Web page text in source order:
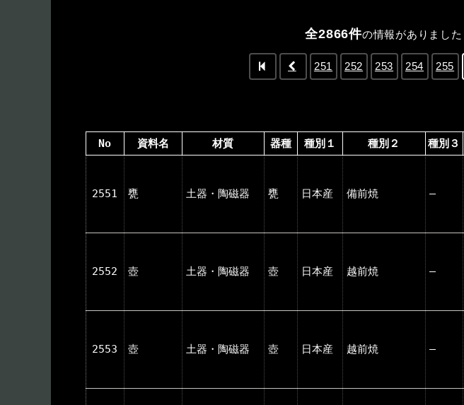
全2866件の情報がありまし
251 252 253 254 255
No 資料名 材質 器種 種別１ 種別２ 種別３
2551 甕 土器・陶磁器 甕 日本産 備前焼 ―
2552 壺 土器・陶磁器 壺 日本産 越前焼 ―
2553 壺 土器・陶磁器 壺 日本産 越前焼 ―